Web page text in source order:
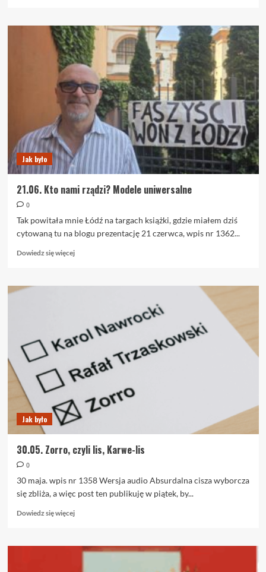
o
16.08.
O
elitach
na
poważnie
Jak było
21.06. Kto nami rządzi? Modele uniwersalne
0
Tak powitała mnie Łódź na targach książki, gdzie miałem dziś
cytowaną tu na blogu prezentację 21 czerwca, wpis nr 1362...
Dowiedz się więcejDowiedz
o
rządzi?
Modele
Jak było
30.05. Zorro, czyli lis, Karwe-lis
0
30 maja. wpis nr 1358 Wersja audio Absurdalna cisza wyborcza
się zbliża, a więc post ten publikuję w piątek, by...
Dowiedz się więcejDowiedz
o